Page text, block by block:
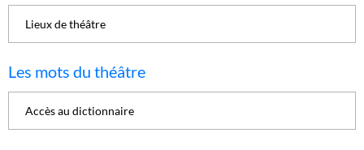
Lieux de théâtre
Les mots du théâtre
Accès au dictionnaire